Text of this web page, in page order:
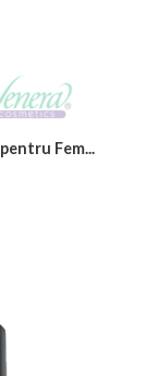
Fem...